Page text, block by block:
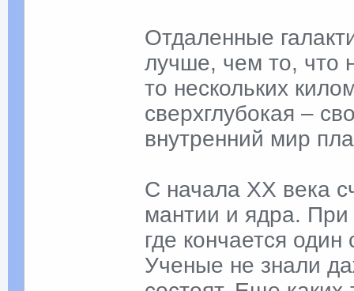
Отдаленные
лучше, чем то, что
то нескольких
сверхглубокая –
внутренний мир
С начала XX века
мантии и ядра. При
где кончается
Ученые не знали